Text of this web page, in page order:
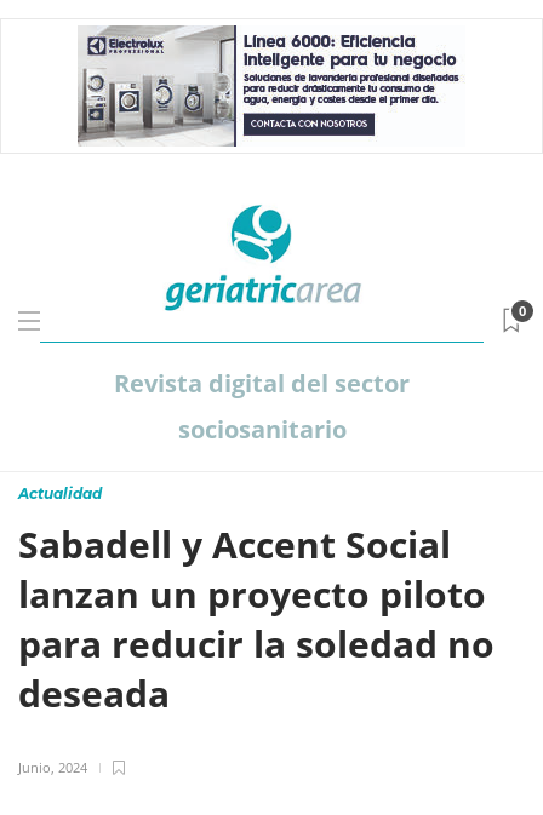
Revista digital del sector
sociosanitario
0
Actualidad
Sabadell y Accent Social
lanzan un proyecto piloto
para reducir la soledad no
deseada
Junio, 2024